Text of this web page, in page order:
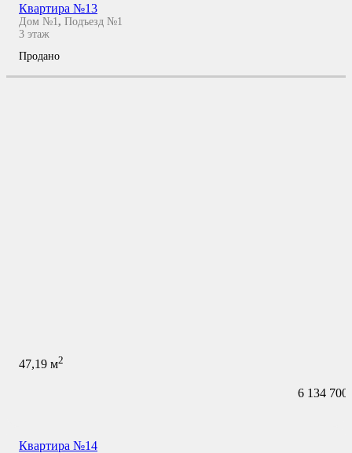
Квартира №13
Дом №1, Подъезд №1
3 этаж
Продано
47,19 м2
6 134 700
Квартира №14